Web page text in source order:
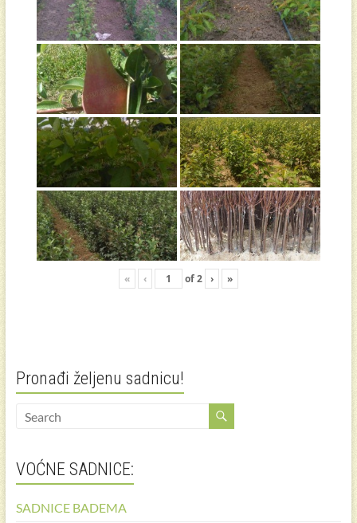
« ‹ of2 › »
Pronađi željenu sadnicu!
VOĆNE SADNICE:
SADNICE BADEMA